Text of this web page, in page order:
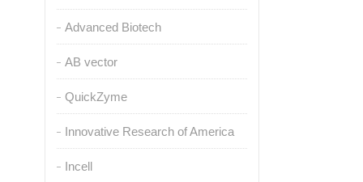
Advanced Biotech
AB vector
QuickZyme
Innovative Research of America
Incell